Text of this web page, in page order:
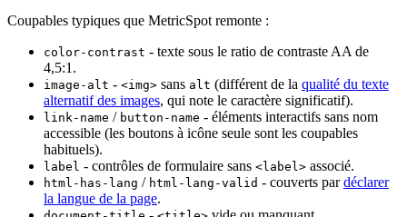
Coupables typiques que MetricSpot remonte :
color-contrast - texte sous le ratio de contraste AA de
4,5:1.
image-alt - <img> sans alt (différent de la qualité du texte
alternatif des images, qui note le caractère significatif).
link-name / button-name - éléments interactifs sans nom
accessible (les boutons à icône seule sont les coupables
habituels).
label - contrôles de formulaire sans <label> associé.
html-has-lang / html-lang-valid - couverts pardéclarer
la langue de la page.